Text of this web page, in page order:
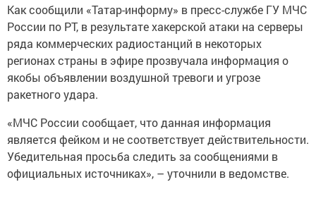
Как сообщили «Татар-информу» в пресс-службе ГУ МЧС
России по РТ, в результате хакерской атаки на серверы
ряда коммерческих радиостанций в некоторых
регионах страны в эфире прозвучала информация о
якобы объявлении воздушной тревоги и угрозе
ракетного удара.
«МЧС России сообщает, что данная информация
является фейком и не соответствует действительности.
Убедительная просьба следить за сообщениями в
официальных источниках», – уточнили в ведомстве.